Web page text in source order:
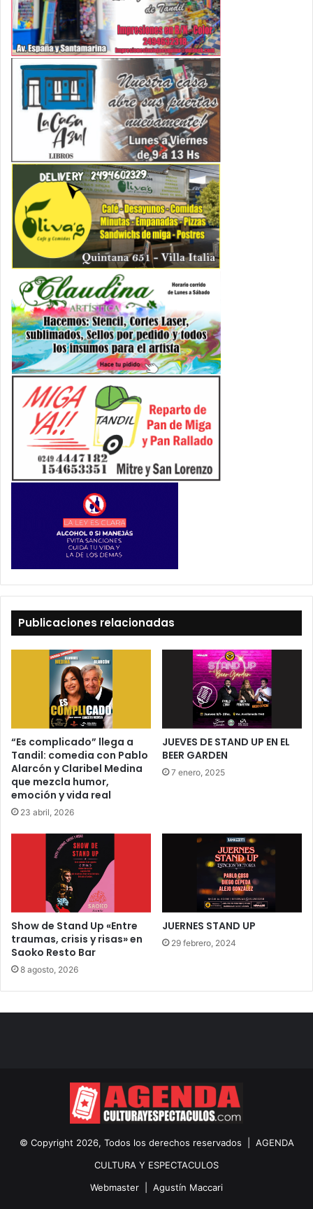
Publicaciones relacionadas
“Es complicado” llega a
Tandil: comedia con Pablo
Alarcón y Claribel Medina
que mezcla humor,
emoción y vida real
23 abril, 2026
JUEVES DE STAND UP EN EL
BEER GARDEN
7 enero, 2025
Show de Stand Up «Entre
traumas, crisis y risas» en
Saoko Resto Bar
8 agosto, 2026
JUERNES STAND UP
29 febrero, 2024
© Copyright 2026, Todos los derechos reservados | AGENDA
CULTURA Y ESPECTACULOS
Webmaster | Agustín Maccari